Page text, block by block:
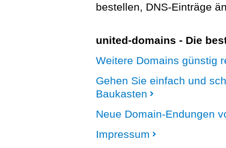
bestellen, DNS-Einträge
united-domains - Die
Weitere Domains günstig
Gehen Sie einfach und
Baukasten
Neue Domain-Endungen
Impressum